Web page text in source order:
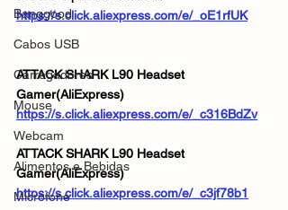
Banggood
Cabos USB
Carregadores
Mouse
Webcam
Alimentos e Bebidas
Microfone
https://s.click.aliexpress.com/e/_oE1rfUK
ATTACK SHARK L90 Headset
Gamer(AliExpress)
https://s.click.aliexpress.com/e/_c316BdZv
ATTACK SHARK L90 Headset
Gamer(AliExpress)
https://s.click.aliexpress.com/e/_c3jf78b1